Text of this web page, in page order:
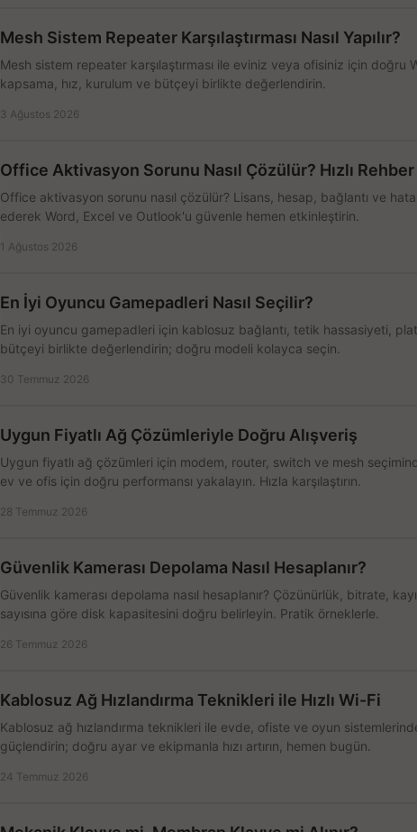
Mesh Sistem Repeater Karşılaştırması Nasıl Yapılır?
Mesh sistem repeater karşılaştırması ile eviniz veya ofisiniz için doğru
kapsama, hız, kurulum ve bütçeyi birlikte değerlendirin.
3 Ağustos 2026
Office Aktivasyon Sorunu Nasıl Çözülür? Hızlı Rehber
Office aktivasyon sorunu nasıl çözülür? Lisans, hesap, bağlantı ve hata
ederek Word, Excel ve Outlook'u güvenle hemen etkinleştirin.
1 Ağustos 2026
En İyi Oyuncu Gamepadleri Nasıl Seçilir?
En iyi oyuncu gamepadleri için kablosuz bağlantı, tetik hassasiyeti,
bütçeyi birlikte değerlendirin; doğru modeli kolayca seçin.
30 Temmuz 2026
Uygun Fiyatlı Ağ Çözümleriyle Doğru Alışveriş
Uygun fiyatlı ağ çözümleri için modem, router, switch ve mesh
ev ve ofis için doğru performansı yakalayın. Hızla karşılaştırın.
28 Temmuz 2026
Güvenlik Kamerası Depolama Nasıl Hesaplanır?
Güvenlik kamerası depolama nasıl hesaplanır? Çözünürlük, bitrate,
sayısına göre disk kapasitesini doğru belirleyin. Pratik örneklerle.
26 Temmuz 2026
Kablosuz Ağ Hızlandırma Teknikleri ile Hızlı Wi-Fi
Kablosuz ağ hızlandırma teknikleri ile evde, ofiste ve oyun sistemlerinde
güçlendirin; doğru ayar ve ekipmanla hızı artırın, hemen bugün.
24 Temmuz 2026